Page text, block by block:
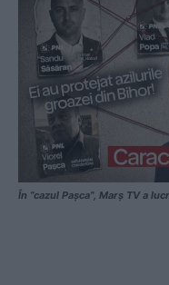
În ”cazul Pașca”, Marș TV a